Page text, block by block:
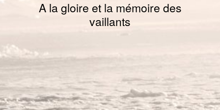
A la gloire et la mémoire des
vaillants